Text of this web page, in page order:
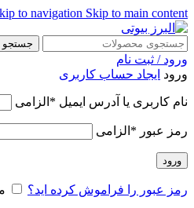
to navigation Skip to main content
جستجو
ورود / ثبت نام
ورود ایجاد حساب کاربری
نام کاربری یا آدرس ایمیل * الزامی
رمز عبور * الزامی
ورود
رمز عبور را فراموش کرده اید؟